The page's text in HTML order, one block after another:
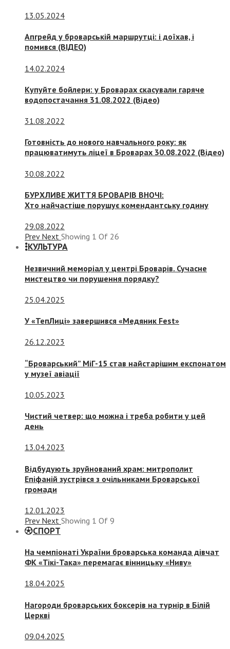
13.05.2024
Апгрейд у броварській маршрутці: і доїхав, і
помився (ВІДЕО)
14.02.2024
Купуйте бойлери: у Броварах скасували гаряче
водопостачання 31.08.2022 (Відео)
31.08.2022
Готовність до нового навчального року: як
працюватимуть ліцеї в Броварах 30.08.2022 (Відео)
30.08.2022
БУРХЛИВЕ ЖИТТЯ БРОВАРІВ ВНОЧІ:
Хто найчастіше порушує комендантську годину
29.08.2022
Prev Next Showing 1 Of 26
КУЛЬТУРА
Незвичний меморіал у центрі Броварів. Сучасне
мистецтво чи порушення порядку?
25.04.2025
У «ТепЛиці» завершився «Медяник Fest»
26.12.2023
“Броварський” МіГ-15 став найстарішим експонатом
у музеї авіації
10.05.2023
Чистий четвер: що можна і треба робити у цей
день
13.04.2023
Відбудують зруйнований храм: митрополит
Епіфаній зустрівся з очільниками Броварської
громади
12.01.2023
Prev Next Showing 1 Of 9
СПОРТ
На чемпіонаті України броварська команда дівчат
ФК «Тікі-Така» перемагає вінницьку «Ниву»
18.04.2025
Нагороди броварських боксерів на турнір в Білій
Церкві
09.04.2025